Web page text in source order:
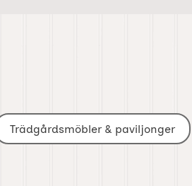
Trädgårdsmöbler & paviljonger